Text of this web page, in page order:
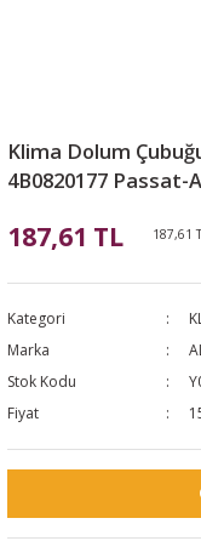
Klima Dolum
4B0820177 Passat-
187,61 TL 187,61
Kategori
Marka
Stok Kodu
Fiyat